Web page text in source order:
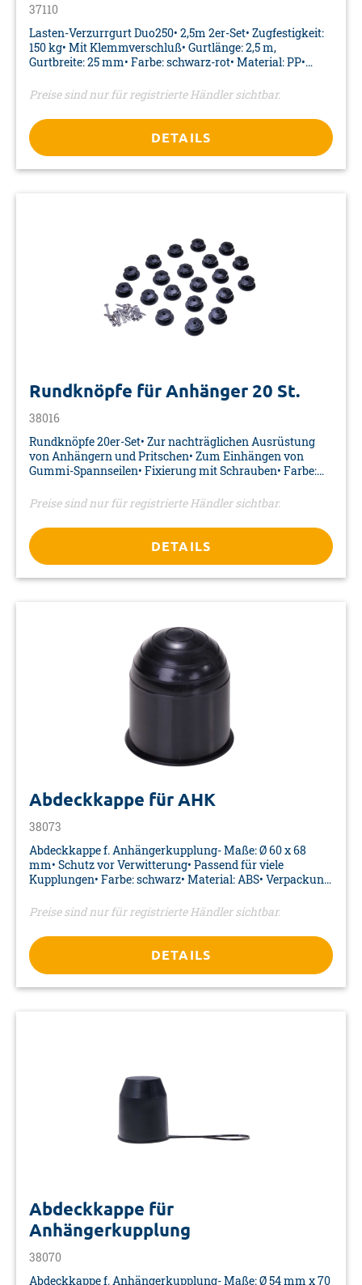
37110
Lasten-Verzurrgurt Duo250• 2,5m 2er-Set• Zugfestigkeit:
150 kg• Mit Klemmverschluß• Gurtlänge: 2,5 m,
Gurtbreite: 25 mm• Farbe: schwarz-rot• Material: PP•
Preise sind nur für registrierte Händler sichtbar.
DETAILS
Rundknöpfe für Anhänger 20 St.
38016
Rundknöpfe 20er-Set• Zur nachträglichen Ausrüstung
von Anhängern und Pritschen• Zum Einhängen von
Gummi-Spannseilen• Fixierung mit Schrauben• Farbe:
Verpackung: Polybeutel mit Reiter und Euro-Lochung
Preise sind nur für registrierte Händler sichtbar.
DETAILS
Abdeckkappe für AHK
38073
Abdeckkappe f. Anhängerkupplung- Maße: Ø 60 x 68
mm• Schutz vor Verwitterung• Passend für viele
Kupplungen• Farbe: schwarz• Material: ABS• Verpackung:
Preise sind nur für registrierte Händler sichtbar.
DETAILS
Abdeckkappe für
Anhängerkupplung
38070
Abdeckkappe f. Anhängerkupplung- Maße: Ø 54 mm x 70